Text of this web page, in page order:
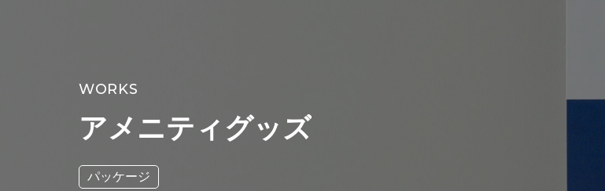
WORKS
アメニティグッズ
パッケージ